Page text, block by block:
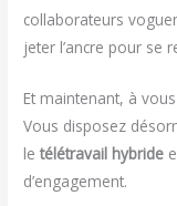
collaborateurs
jeter l’ancre pour se
Et maintenant, à
Vous disposez
letélétravail hybride
d’engagement.